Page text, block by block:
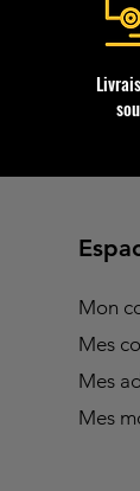
Mon
Mes
Mes
Mes